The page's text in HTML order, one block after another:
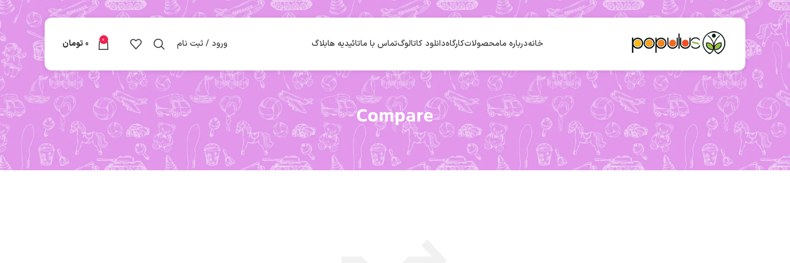
خانهدرباره مامحصولاتکارگاهدانلود کاتالوگتماس با ماتائیدیه هابلاگ ورود / ثبت نام 0
0تومان
Compare